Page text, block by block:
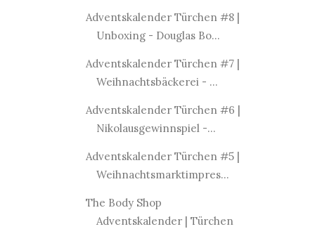
Adventskalender Türchen #8 |
Unboxing - Douglas Bo...
Adventskalender Türchen #7 |
Weihnachtsbäckerei - ...
Adventskalender Türchen #6 |
Nikolausgewinnspiel -...
Adventskalender Türchen #5 |
Weihnachtsmarktimpres...
The Body Shop
Adventskalender | Türchen